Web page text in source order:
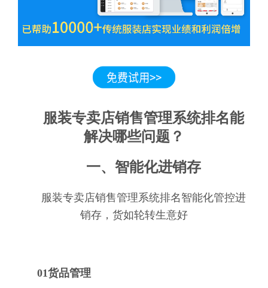
服装专卖店销售管理系统排名能
解决哪些问题？
一、智能化进销存
服装专卖店销售管理系统排名智能化管控进
销存，货如轮转生意好
01货品管理